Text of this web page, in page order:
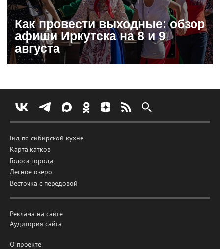
Как провести выходные: обзор
афиши Иркутска на 8 и 9
августа
Гид по сибирской кухне
Карта катков
Голоса города
Лесное озеро
Весточка с передовой
Реклама на сайте
Аудитория сайта
О проекте